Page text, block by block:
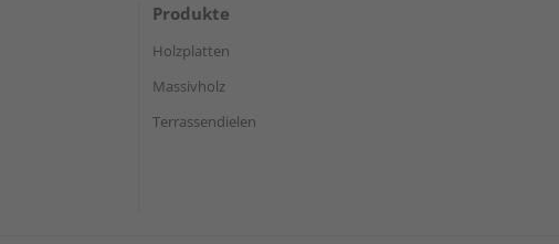
Produkte
Holzplatten
Massivholz
Terrassendielen